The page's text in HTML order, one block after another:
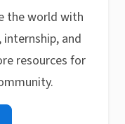
the world with
and
resources for